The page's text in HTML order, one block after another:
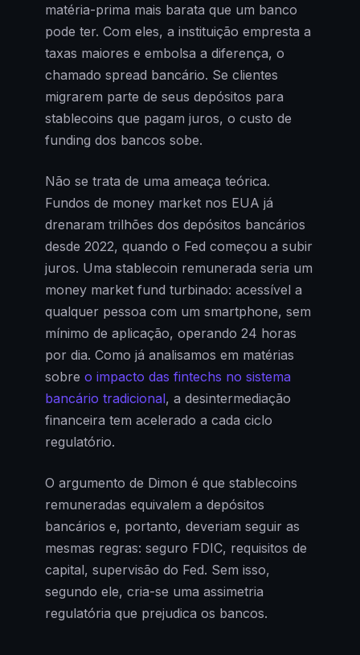
matéria-prima mais barata que um banco
pode ter. Com eles, a instituição empresta a
taxas maiores e embolsa a diferença, o
chamado spread bancário. Se clientes
migrarem parte de seus depósitos para
stablecoins que pagam juros, o custo de
funding dos bancos sobe.
Não se trata de uma ameaça teórica.
Fundos de money market nos EUA já
drenaram trilhões dos depósitos bancários
desde 2022, quando o Fed começou a subir
juros. Uma stablecoin remunerada seria um
money market fund turbinado: acessível a
qualquer pessoa com um smartphone, sem
mínimo de aplicação, operando 24 horas
por dia. Como já analisamos em matérias
sobre o impacto das fintechs no sistema
bancário tradicional, a desintermediação
financeira tem acelerado a cada ciclo
regulatório.
O argumento de Dimon é que stablecoins
remuneradas equivalem a depósitos
bancários e, portanto, deveriam seguir as
mesmas regras: seguro FDIC, requisitos de
capital, supervisão do Fed. Sem isso,
segundo ele, cria-se uma assimetria
regulatória que prejudica os bancos.